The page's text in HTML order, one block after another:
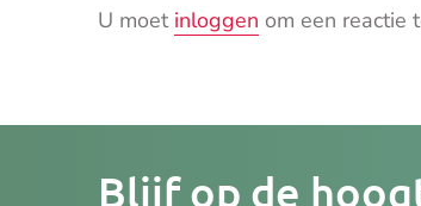
U moet inloggen om een reactie
Blijf op de